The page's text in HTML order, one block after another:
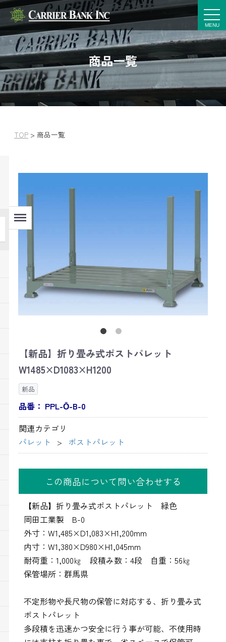
t
o
g
g
l
n
v
g
t
商品一覧
TOP > 商品一覧
Menu
【新品】折り畳み式ポストパレット
W1485×D1083×H1200
新品
品番： PPL-Ō-B-0
関連カテゴリ
パレット
ポストパレット
この商品について問い合わせする
【新品】折り畳み式ポストパレット 緑色
岡田工業製 B-0
外寸：W1,485×D1,083×H1,200mm
内寸：W1,380×D980×H1,045mm
耐荷重：1,000㎏ 段積み数：4段 自重：56㎏
保管場所：群馬県
不定形物や長尺物の保管に対応する、折り畳み式
ポストパレット
多段積を迅速かつ安全に行う事が可能、不使用時